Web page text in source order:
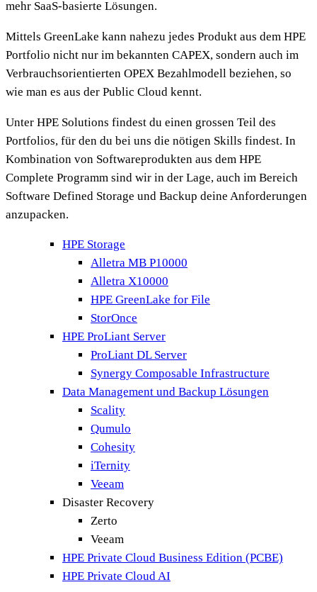
mehr SaaS-basierte Lösungen.
Mittels GreenLake kann nahezu jedes Produkt aus dem HPE
Portfolio nicht nur im bekannten CAPEX, sondern auch im
Verbrauchsorientierten OPEX Bezahlmodell beziehen, so
wie man es aus der Public Cloud kennt.
Unter HPE Solutions findest du einen grossen Teil des
Portfolios, für den du bei uns die nötigen Skills findest. In
Kombination von Softwareprodukten aus dem HPE
Complete Programm sind wir in der Lage, auch im Bereich
Software Defined Storage und Backup deine Anforderungen
anzupacken.
HPE Storage
Alletra MB P10000
Alletra X10000
HPE GreenLake for File
StorOnce
HPE ProLiant Server
ProLiant DL Server
Synergy Composable Infrastructure
Data Management und Backup Lösungen
Scality
Qumulo
Cohesity
iTernity
Veeam
Disaster Recovery
Zerto
Veeam
HPE Private Cloud Business Edition (PCBE)
HPE Private Cloud AI